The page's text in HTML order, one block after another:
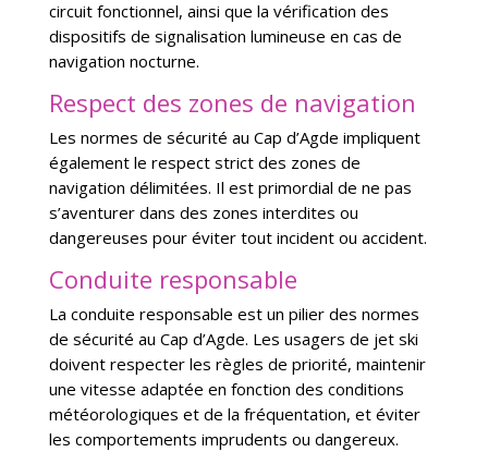
circuit fonctionnel, ainsi que la vérification des
dispositifs de signalisation lumineuse en cas de
navigation nocturne.
Respect des zones de navigation
Les normes de sécurité au Cap d’Agde impliquent
également le respect strict des zones de
navigation délimitées. Il est primordial de ne pas
s’aventurer dans des zones interdites ou
dangereuses pour éviter tout incident ou accident.
Conduite responsable
La conduite responsable est un pilier des normes
de sécurité au Cap d’Agde. Les usagers de jet ski
doivent respecter les règles de priorité, maintenir
une vitesse adaptée en fonction des conditions
météorologiques et de la fréquentation, et éviter
les comportements imprudents ou dangereux.